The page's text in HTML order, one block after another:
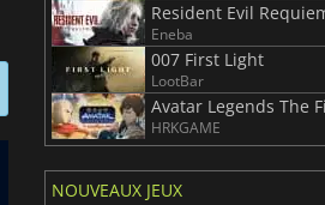
Resident Evil
Eneba
007 First Light
LootBar
HRKGAME
NOUVEAUX JEUX